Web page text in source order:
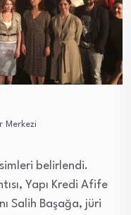
Merkezi
belirlendi.
Yapı Kredi Afife
Salih Başağa, jüri